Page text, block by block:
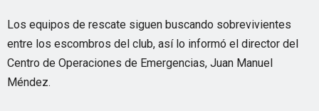
Los equipos de rescate siguen buscando sobrevivientes
entre los escombros del club, así lo informó el director del
Centro de Operaciones de Emergencias, Juan Manuel
Méndez.